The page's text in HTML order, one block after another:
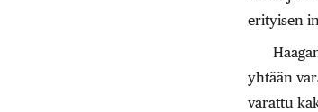
erityisen
yhtään
varattu